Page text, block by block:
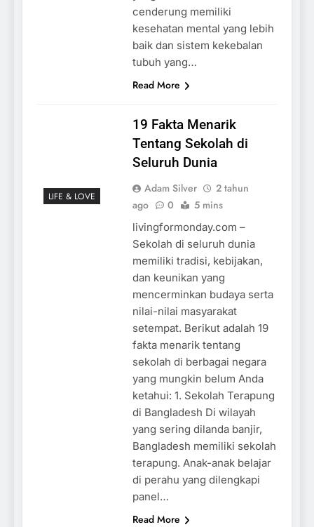
cenderung memiliki
kesehatan mental yang lebih
baik dan sistem kekebalan
tubuh yang…
Read More
LIFE & LOVE
19 Fakta Menarik
Tentang Sekolah di
Seluruh Dunia
Adam Silver
2 tahun
ago
0 5 mins
livingformonday.com –
Sekolah di seluruh dunia
memiliki tradisi, kebijakan,
dan keunikan yang
mencerminkan budaya serta
nilai-nilai masyarakat
setempat. Berikut adalah 19
fakta menarik tentang
sekolah di berbagai negara
yang mungkin belum Anda
ketahui: 1. Sekolah Terapung
di Bangladesh Di wilayah
yang sering dilanda banjir,
Bangladesh memiliki sekolah
terapung. Anak-anak belajar
di perahu yang dilengkapi
panel…
Read More